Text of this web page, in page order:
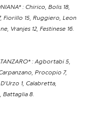
: Chirico, Bolis 18,
Fiorillo 15, Ruggiero, Leon
Vranjes 12, Festinese 16.
: Agbortabi 5,
Procopio 7,
1, Calabretta,
Battaglia 8.